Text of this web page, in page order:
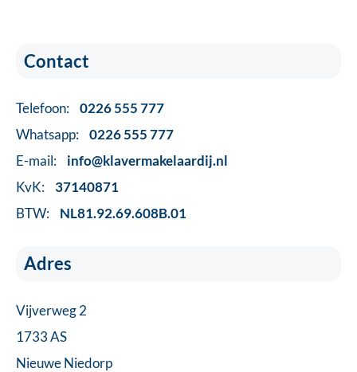
Contact
Telefoon:
0226 555 777
Whatsapp:
0226 555 777
E-mail:
info@klavermakelaardij.nl
KvK:
37140871
BTW:
NL81.92.69.608B.01
Adres
Vijverweg 2
1733 AS
Nieuwe Niedorp